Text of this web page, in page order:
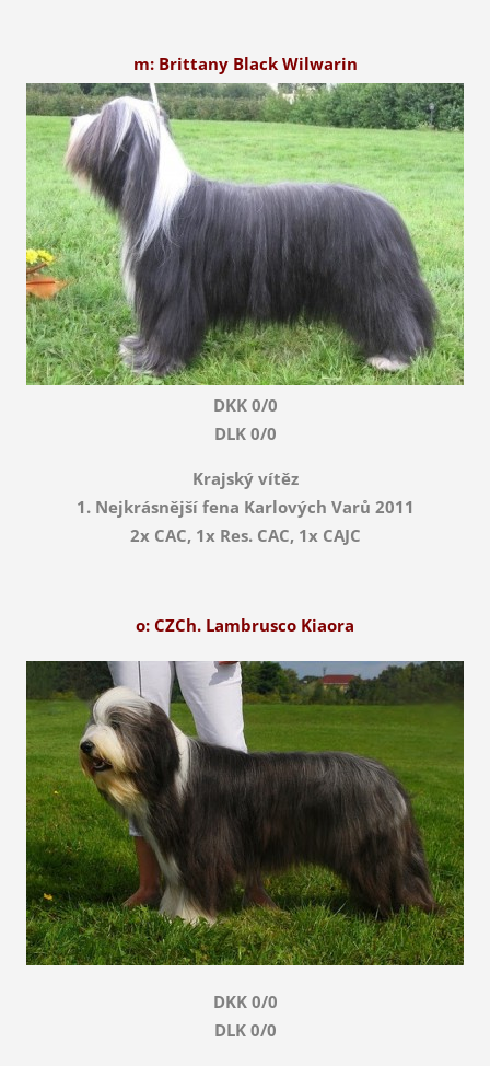
m: Brittany Black Wilwarin
DKK 0/0
DLK 0/0
Krajský vítěz
1. Nejkrásnější fena Karlových Varů 2011
2x CAC, 1x Res. CAC, 1x CAJC
o: CZCh. Lambrusco Kiaora
DKK 0/0
DLK 0/0